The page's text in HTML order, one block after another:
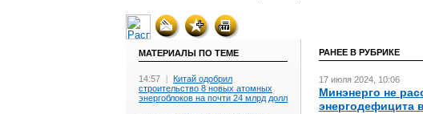
МАТЕРИАЛЫ ПО ТЕМЕ
14:57 | Китай одобрил
строительство 8 новых атомных
энергоблоков на почти 24 млрд долл
РАНЕЕ В РУБРИКЕ
17 июля 2024, 10:06
Минэнерго не
энергодефицита